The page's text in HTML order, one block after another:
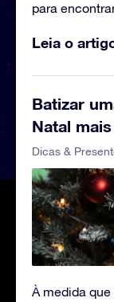
para
Leia o
Batizar
Natal
Dicas &
À medida